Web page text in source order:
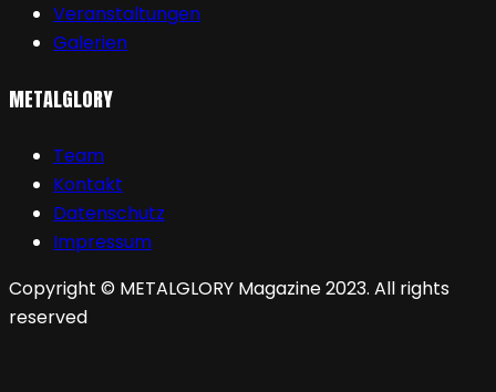
Veranstaltungen
Galerien
METALGLORY
Team
Kontakt
Datenschutz
Impressum
Copyright © METALGLORY Magazine 2023. All rights
reserved